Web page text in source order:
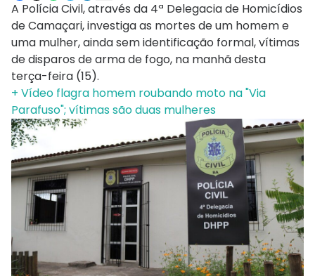
A Polícia Civil, através da 4ª Delegacia de Homicídios
de Camaçari, investiga as mortes de um homem e
uma mulher, ainda sem identificação formal, vítimas
de disparos de arma de fogo, na manhã desta
terça-feira (15).
+ Vídeo flagra homem roubando moto na "Via
Parafuso"; vítimas são duas mulheres